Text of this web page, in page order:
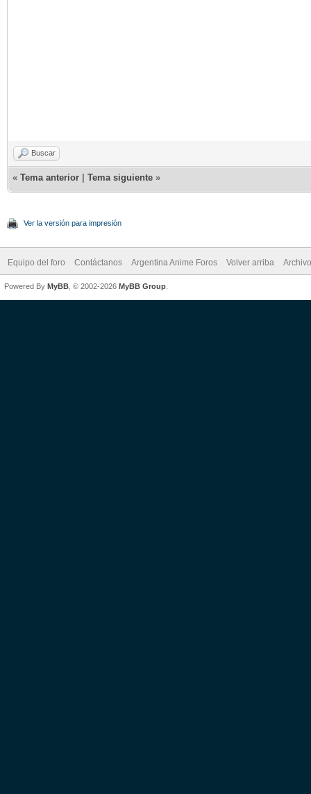
Buscar
« Tema anterior Tema siguiente »
Ver la versión para impresión
Equipo del foro Contáctanos Argentina Anime Foros Volver arriba
Powered By MyBB , © 2002-2026 MyBB Group